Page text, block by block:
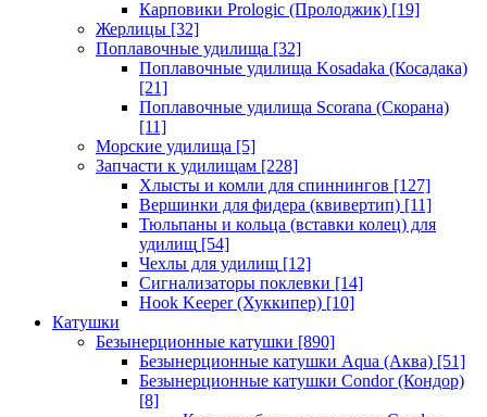
Карповики Prologic (Пролоджик) [19]
Жерлицы [32]
Поплавочные удилища [32]
Поплавочные удилища Kosadaka (Косадака)
[21]
Поплавочные удилища Scorana (Скорана)
[11]
Морские удилища [5]
Запчасти к удилищам [228]
Хлысты и комли для спиннингов [127]
Вершинки для фидера (квивертип) [11]
Тюльпаны и кольца (вставки колец) для
удилищ [54]
Чехлы для удилищ [12]
Сигнализаторы поклевки [14]
Hook Keeper (Хуккипер) [10]
Катушки
Безынерционные катушки [890]
Безынерционные катушки Aqua (Аква) [51]
Безынерционные катушки Condor (Кондор)
[8]